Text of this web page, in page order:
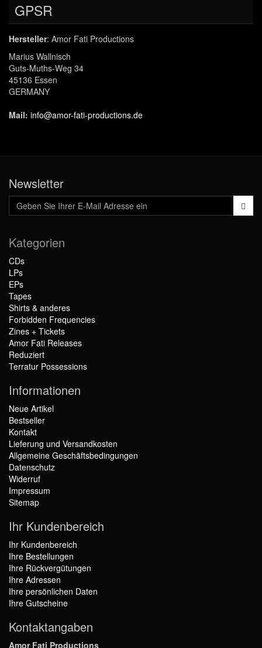
GPSR
Hersteller: Amor Fati Productions
Marius Wallnisch
Guts-Muths-Weg 34
45136 Essen
GERMANY
Mail: info@amor-fati-productions.de
Newsletter
Kategorien
CDs
LPs
EPs
Tapes
Shirts & anderes
Forbidden Frequencies
Zines + Tickets
Amor Fati Releases
Reduziert
Terratur Possessions
Informationen
Neue Artikel
Bestseller
Kontakt
Lieferung und Versandkosten
Allgemeine Geschäftsbedingungen
Datenschutz
Widerruf
Impressum
Sitemap
Ihr Kundenbereich
Ihr Kundenbereich
Ihre Bestellungen
Ihre Rückvergütungen
Ihre Adressen
Ihre persönlichen Daten
Ihre Gutscheine
Kontaktangaben
Amor Fati Productions